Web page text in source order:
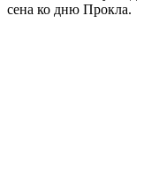
сена ко дню Прокла.